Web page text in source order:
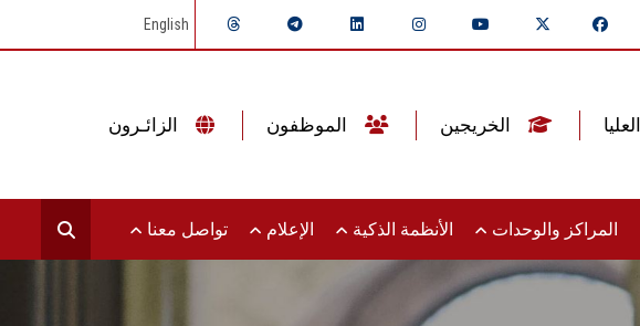
English
المراكز والوحدات الأنظمة الذكية الإعلام تواصل معنا